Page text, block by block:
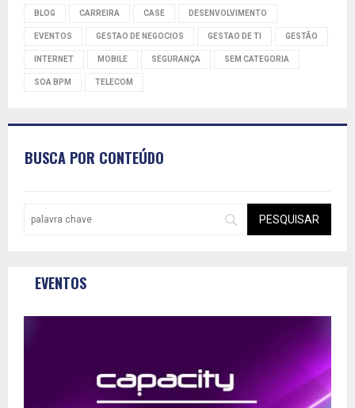
BLOG CARREIRA CASE DESENVOLVIMENTO
EVENTOS GESTAO DE NEGOCIOS GESTAO DE TI GESTÃO
INTERNET MOBILE SEGURANÇA SEM CATEGORIA
SOA BPM TELECOM
BUSCA POR CONTEÚDO
EVENTOS